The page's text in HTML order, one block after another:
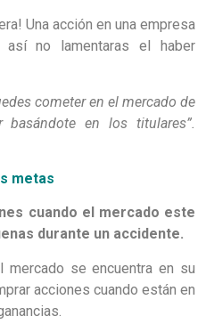
Una acción en una empresa
así no lamentaras el haber
cometer en el mercado de
en los titulares”.
metas
cuando el mercado este
durante un accidente.
mercado se encuentra en su
acciones cuando están en